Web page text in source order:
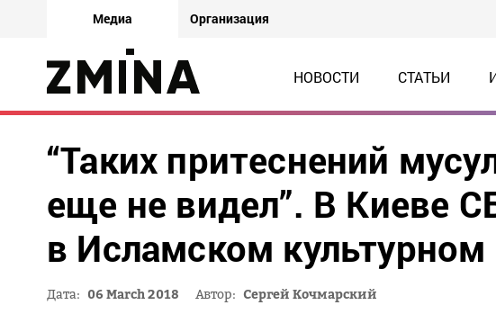
Медиа Организация
НОВОСТИ СТАТЬИ
“Таких притеснений
еще не видел”. В Киеве
в Исламском культурном
Дата: 06 March 2018 Автор: Сергей Кочмарский